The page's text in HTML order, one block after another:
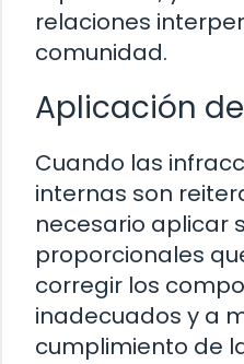
relaciones
comunidad.
Aplicación
Cuando las
internas son
necesario aplicar
proporcionales
corregir los
inadecuados y a
cumplimiento de